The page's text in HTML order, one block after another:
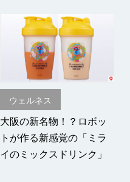
ウェルネス
大阪の新名物！？ロボッ
トが作る新感覚の「ミラ
イのミックスドリンク」